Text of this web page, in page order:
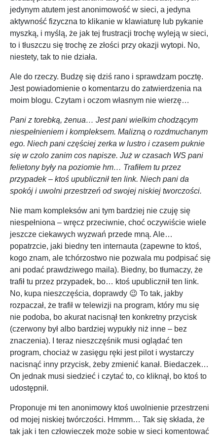
jedynym atutem jest anonimowość w sieci, a jedyna
aktywność fizyczna to klikanie w klawiaturę lub pykanie
myszką, i myślą, że jak tej frustracji trochę wyleją w sieci,
to i tłuszczu się trochę ze złości przy okazji wytopi. No,
niestety, tak to nie działa.
Ale do rzeczy. Budzę się dziś rano i sprawdzam pocztę.
Jest powiadomienie o komentarzu do zatwierdzenia na
moim blogu. Czytam i oczom własnym nie wierzę…
Pani z torebką, żenua… Jest pani wielkim chodzącym
niespełnieniem i kompleksem. Malizną o rozdmuchanym
ego. Niech pani częściej zerka w lustro i czasem puknie
się w czolo zanim cos napisze. Już w czasach WS pani
felietony były na poziomie hm… Trafiłem tu przez
przypadek – ktoś upublicznił ten link. Niech pani da
spokój i uwolni przestrzeń od swojej niskiej tworczości.
Nie mam kompleksów ani tym bardziej nie czuję się
niespełniona – wręcz przeciwnie, choć oczywiście wiele
jeszcze ciekawych wyzwań przede mną. Ale…
popatrzcie, jaki biedny ten internauta (zapewne to ktoś,
kogo znam, ale tchórzostwo nie pozwala mu podpisać się
ani podać prawdziwego maila). Biedny, bo tłumaczy, że
trafił tu przez przypadek, bo… ktoś upublicznił ten link.
No, kupa nieszczęścia, doprawdy 😉 To tak, jakby
rozpaczał, że trafił w telewizji na program, który mu się
nie podoba, bo akurat nacisnął ten konkretny przycisk
(czerwony był albo bardziej wypukły niż inne – bez
znaczenia). I teraz nieszczęśnik musi oglądać ten
program, chociaż w zasięgu ręki jest pilot i wystarczy
nacisnąć inny przycisk, żeby zmienić kanał. Biedaczek…
On jednak musi siedzieć i czytać to, co kliknął, bo ktoś to
udostępnił.
Proponuje mi ten anonimowy ktoś uwolnienie przestrzeni
od mojej niskiej twórczości. Hmmm… Tak się składa, że
tak jak i ten człowieczek może sobie w sieci komentować